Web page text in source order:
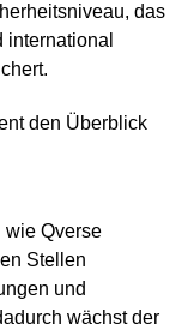
das
international
den Überblick
wie Qverse
Stellen
und
wächst der